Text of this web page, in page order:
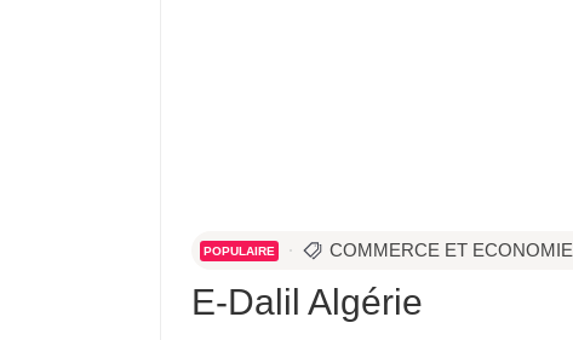
POPULAIRE COMMERCE ET ECONOMIE
E-Dalil Algérie